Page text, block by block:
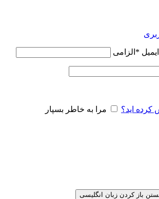
* الزامی
کرده اید؟ مرا به خاطر بسپار
باز کردن زبان انگلیسی